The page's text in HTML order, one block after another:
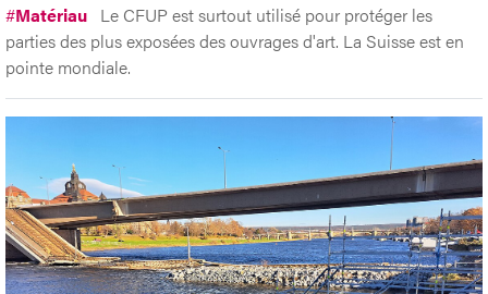
#Matériau Le CFUP est surtout utilisé pour protéger les
parties des plus exposées des ouvrages d'art. La Suisse est en
pointe mondiale.